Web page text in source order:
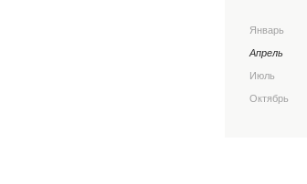
Январь
Апрель
Июль
Октябрь